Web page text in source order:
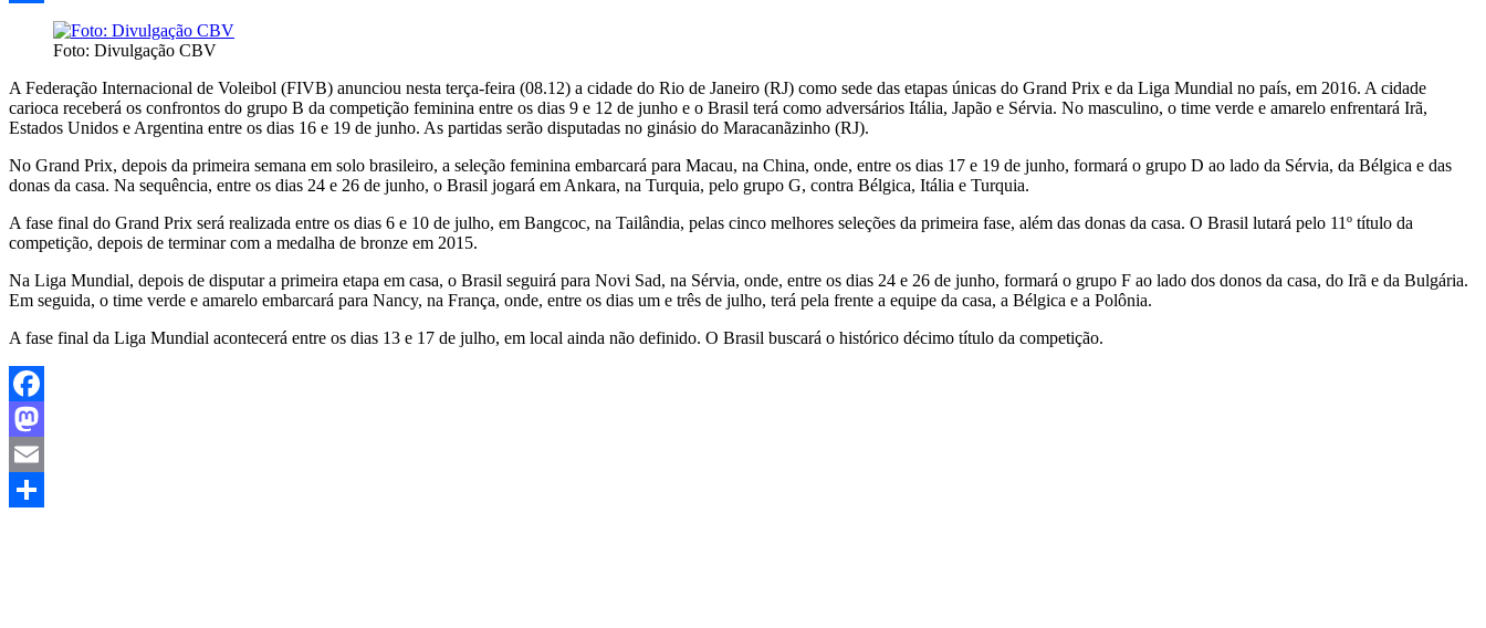
Foto: Divulgação CBV
A Federação Internacional de Voleibol (FIVB) anunciou nesta terça-feira (08.12) a cidade do Rio de Janeiro (RJ) como sede das etapas únicas do Grand Prix e da Liga Mundial no país, em 2016. A cidade
carioca receberá os confrontos do grupo B da competição feminina entre os dias 9 e 12 de junho e o Brasil terá como adversários Itália, Japão e Sérvia. No masculino, o time verde e amarelo enfrentará Irã,
Estados Unidos e Argentina entre os dias 16 e 19 de junho. As partidas serão disputadas no ginásio do Maracanãzinho (RJ).
No Grand Prix, depois da primeira semana em solo brasileiro, a seleção feminina embarcará para Macau, na China, onde, entre os dias 17 e 19 de junho, formará o grupo D ao lado da Sérvia, da Bélgica e das
donas da casa. Na sequência, entre os dias 24 e 26 de junho, o Brasil jogará em Ankara, na Turquia, pelo grupo G, contra Bélgica, Itália e Turquia.
A fase final do Grand Prix será realizada entre os dias 6 e 10 de julho, em Bangcoc, na Tailândia, pelas cinco melhores seleções da primeira fase, além das donas da casa. O Brasil lutará pelo 11º título da
competição, depois de terminar com a medalha de bronze em 2015.
Na Liga Mundial, depois de disputar a primeira etapa em casa, o Brasil seguirá para Novi Sad, na Sérvia, onde, entre os dias 24 e 26 de junho, formará o grupo F ao lado dos donos da casa, do Irã e da Bulgária.
Em seguida, o time verde e amarelo embarcará para Nancy, na França, onde, entre os dias um e três de julho, terá pela frente a equipe da casa, a Bélgica e a Polônia.
A fase final da Liga Mundial acontecerá entre os dias 13 e 17 de julho, em local ainda não definido. O Brasil buscará o histórico décimo título da competição.
Facebook
Mastodon
Email